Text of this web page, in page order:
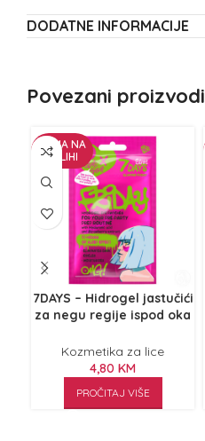
DODATNE INFORMACIJE
Povezani proizvodi
NEMA NA
ZALIHI
7DAYS – Hidrogel jastučići
za negu regije ispod oka
Jagoda 2/1
Kozmetika za lice
4,80 KM
PROČITAJ VIŠE